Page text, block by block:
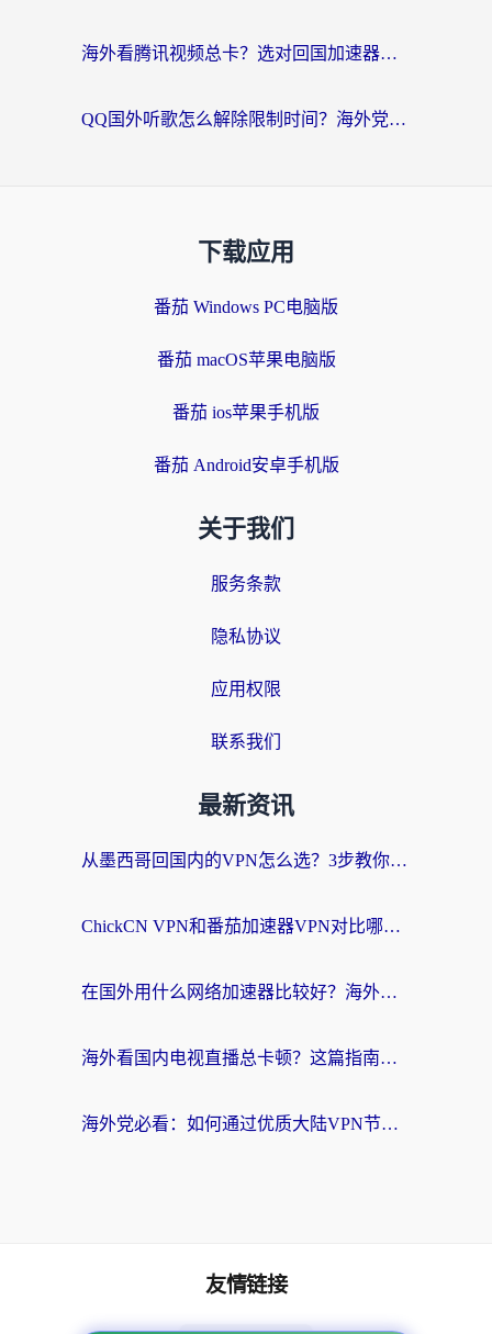
海外看腾讯视频总卡？选对回国加速器，还能解决英国1号店定位+欧洲杯CCTV5直播问题
QQ国外听歌怎么解除限制时间？海外党亲测有效的回国加速方案
下载应用
番茄 Windows PC电脑版
番茄 macOS苹果电脑版
番茄 ios苹果手机版
番茄 Android安卓手机版
关于我们
服务条款
隐私协议
应用权限
联系我们
最新资讯
从墨西哥回国内的VPN怎么选？3步教你无缝刷剧、玩国服游戏
ChickCN VPN和番茄加速器VPN对比哪个回国效果更好？海外党亲测后的真实答案
在国外用什么网络加速器比较好？海外党亲测：从痛点到解决方案的全攻略
海外看国内电视直播总卡顿？这篇指南教你选对回国加速器，无缝追剧不发愁
海外党必看：如何通过优质大陆VPN节点无缝访问国内资源？
友情链接